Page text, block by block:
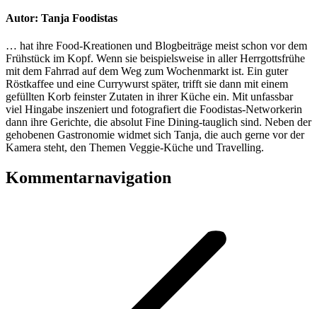
Autor: Tanja Foodistas
… hat ihre Food-Kreationen und Blogbeiträge meist schon vor dem
Frühstück im Kopf. Wenn sie beispielsweise in aller Herrgottsfrühe
mit dem Fahrrad auf dem Weg zum Wochenmarkt ist. Ein guter
Röstkaffee und eine Currywurst später, trifft sie dann mit einem
gefüllten Korb feinster Zutaten in ihrer Küche ein. Mit unfassbar
viel Hingabe inszeniert und fotografiert die Foodistas-Networkerin
dann ihre Gerichte, die absolut Fine Dining-tauglich sind. Neben der
gehobenen Gastronomie widmet sich Tanja, die auch gerne vor der
Kamera steht, den Themen Veggie-Küche und Travelling.
Kommentarnavigation